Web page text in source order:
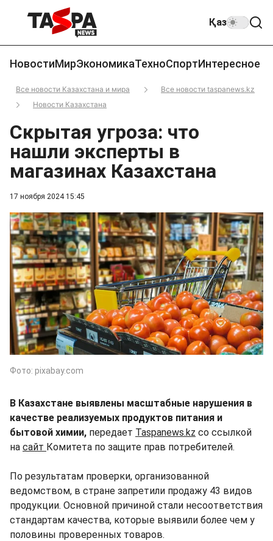
Қаз
НовостиМирЭкономикаТехноСпортИнтересное
Все новости Казахстана и мира
Все новости taspanews.kz
Новости Казахстана
17 ноября 2024 15:45
Скрытая угроза: что
нашли эксперты в
магазинах Казахстана
Фото: pixabay.com
В Казахстане выявлены масштабные нарушения в
качестве реализуемых продуктов питания и
бытовой химии, передает Taspanews.kz со ссылкой
на сайт Комитета по защите прав потребителей.
По результатам проверки, организованной
ведомством, в стране запретили продажу 43 видов
продукции. Основной причиной стали несоответствия
стандартам качества, которые выявили более чем у
половины проверенных товаров.